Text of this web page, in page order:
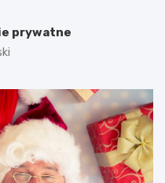
prywatne